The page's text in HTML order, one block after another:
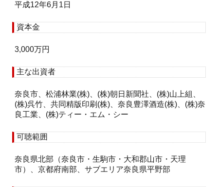
平成12年6月1日
資本金
3,000万円
主な出資者
奈良市、松浦林業(株)、(株)朝日新聞社、(株)山上組、
(株)呉竹、共同精版印刷(株)、奈良豊澤酒造(株)、(株)奈
良工業、(株)ティー・エム・シー
可聴範囲
奈良県北部（奈良市・生駒市・大和郡山市・天理
市）、京都府南部、サブエリア奈良県平野部